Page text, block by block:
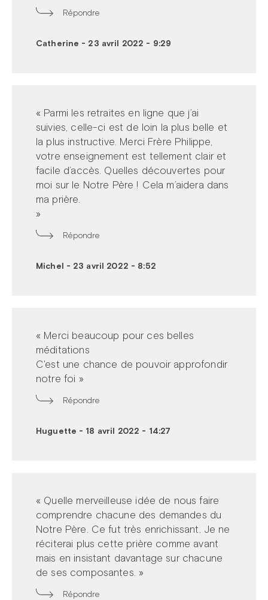
Répondre
Catherine - 23 avril 2022 - 9:29
« Parmi les retraites en ligne que j’ai
suivies, celle-ci est de loin la plus belle et
la plus instructive. Merci Frère Philippe,
votre enseignement est tellement clair et
facile d’accès. Quelles découvertes pour
moi sur le Notre Père ! Cela m’aidera dans
ma prière.
»
Répondre
Michel - 23 avril 2022 - 8:52
« Merci beaucoup pour ces belles
méditations
C'est une chance de pouvoir approfondir
notre foi »
Répondre
Huguette - 18 avril 2022 - 14:27
« Quelle merveilleuse idée de nous faire
comprendre chacune des demandes du
Notre Père. Ce fut très enrichissant. Je ne
réciterai plus cette prière comme avant
mais en insistant davantage sur chacune
de ses composantes. »
Répondre